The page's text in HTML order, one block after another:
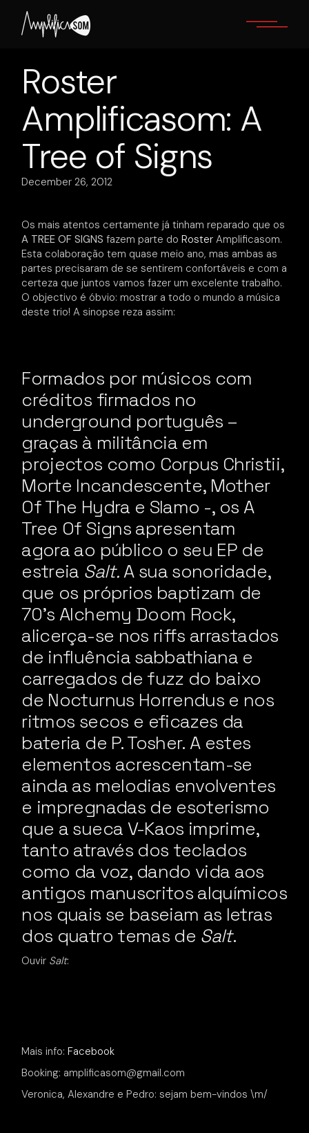
content
Roster
Amplificasom: A
Tree of Signs
December 26, 2012
Os mais atentos certamente já tinham reparado que os
A TREE OF SIGNS fazem parte doRoster Amplificasom.
Esta colaboração tem quase meio ano, mas ambas as
partes precisaram de se sentirem confortáveis e com a
certeza que juntos vamos fazer um excelente trabalho.
O objectivo é óbvio: mostrar a todo o mundo a música
deste trio! A sinopse reza assim:
Formados por músicos com
créditos firmados no
underground português –
graças à militância em
projectos como Corpus Christii,
Morte Incandescente, Mother
Of The Hydra e Slamo -, os A
Tree Of Signs apresentam
agora ao público o seu EP de
estreia Salt.A sua sonoridade,
que os próprios baptizam de
70’s Alchemy Doom Rock,
alicerça-se nos riffs arrastados
de influência sabbathiana e
carregados de fuzz do baixo
de Nocturnus Horrendus e nos
ritmos secos e eficazes da
bateria de P. Tosher. A estes
elementos acrescentam-se
ainda as melodias envolventes
e impregnadas de esoterismo
que a sueca V-Kaos imprime,
tanto através dos teclados
como da voz, dando vida aos
antigos manuscritos alquímicos
nos quais se baseiam as letras
dos quatro temas de Salt.
Ouvir Salt:
Mais info:Facebook
Booking: amplificasom@gmail.com
Veronica, Alexandre e Pedro: sejam bem-vindos \m/